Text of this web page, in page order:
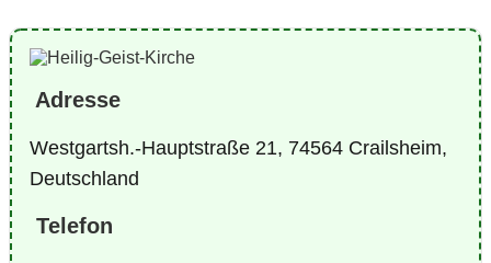
Adresse
Westgartsh.-Hauptstraße 21, 74564 Crailsheim,
Deutschland
Telefon